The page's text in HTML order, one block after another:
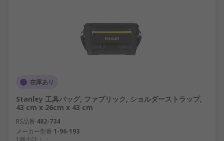
在庫あり
Stanley 工具バッグ, ファブリック, ショルダーストラップ,
43 cm x 26cm x 43 cm
RS品番 482-734
メーカー型番 1-96-193
1個小計：